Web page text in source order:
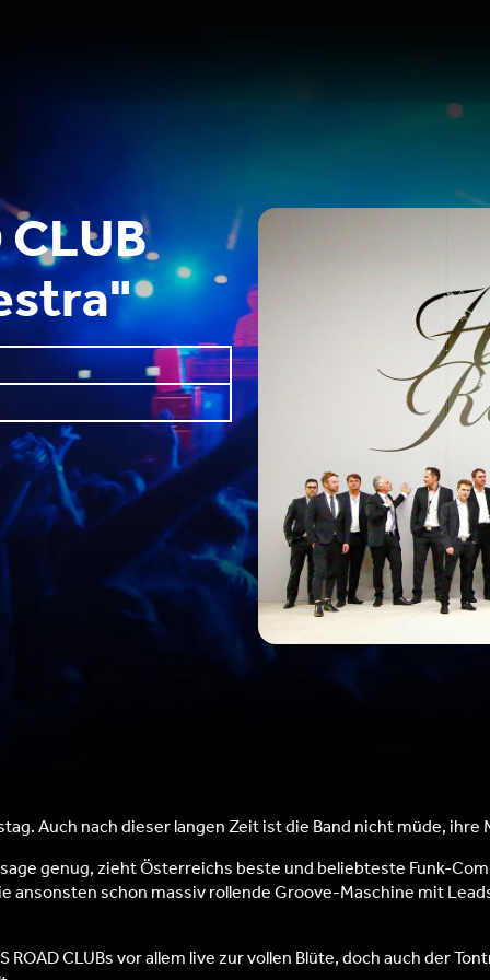
CLUB
Auch nach dieser langen Zeit ist die Band nicht müde, ihre
genug, zieht Österreichs beste und beliebteste Funk-
ansonsten schon massiv rollende Groove-Maschine mit
CLUBs vor allem live zur vollen Blüte, doch auch der